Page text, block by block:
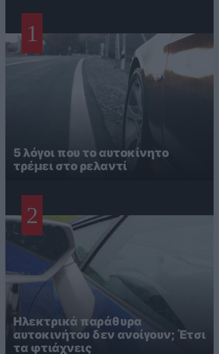
1
5 λόγοι που το αυτοκίνητο
τρέμει στο ρελαντί
2
Ηλεκτρικά παράθυρα
αυτοκινήτου δεν ανοίγουν; Έτσι
τα φτιάχνεις